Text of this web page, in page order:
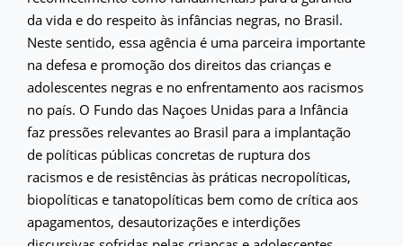
da vida e do respeito às infâncias negras, no Brasil.
Neste sentido, essa agência é uma parceira importante
na defesa e promoção dos direitos das crianças e
adolescentes negras e no enfrentamento aos racismos
no país. O Fundo das Naçoes Unidas para a Infância
faz pressões relevantes ao Brasil para a implantação
de políticas públicas concretas de ruptura dos
racismos e de resistências às práticas necropolíticas,
biopolíticas e tanatopolíticas bem como de crítica aos
apagamentos, desautorizações e interdições